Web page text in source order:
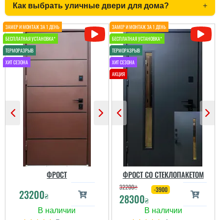
Питання поирібно було
з усім взимку
справились. Пишемо
читати всі відгуки
Ірина
Замовляли троє дверей
одне зі склопакетом цієї
моделі.
Дуже сподобалось
покриття та те , що
двері мають 4 контури
ущільнення і гарно
читати всі відгуки
Как выбрать уличные двери для дома? +
ФРОСТ
23200₴
ФРОСТ СО СТЕКЛОПАКЕТОМ
32200₴
28300₴
-3900